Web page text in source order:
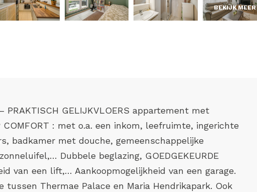
BEKIJK MEER
PRAKTISCH GELIJKVLOERS appartement met
COMFORT : met o.a. een inkom, leefruimte, ingerichte
badkamer met douche, gemeenschappelijke
Dubbele beglazing, GOEDGEKEURDE
van een lift,… Aankoopmogelijkheid van een garage.
Thermae Palace en Maria Hendrikapark. Ook